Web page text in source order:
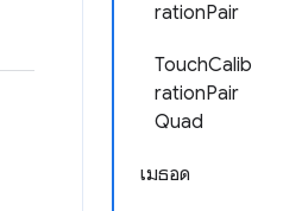
rationPair
TouchCalib
rationPair
Quad
เมธอด